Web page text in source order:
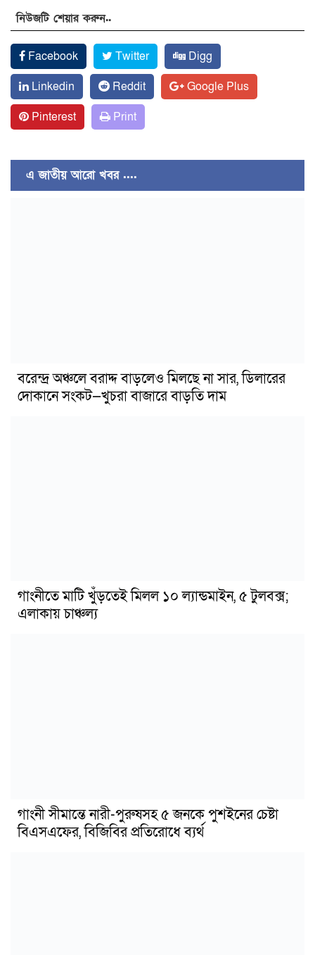
নিউজটি শেয়ার করুন..
Facebook Twitter
Digg
Linkedin
Reddit
Google Plus
Pinterest
Print
এ জাতীয় আরো খবর ....
বরেন্দ্র অঞ্চলে বরাদ্দ বাড়লেও মিলছে না সার, ডিলারের
দোকানে সংকট—খুচরা বাজারে বাড়তি দাম
গাংনীতে মাটি খুঁড়তেই মিলল ১০ ল্যান্ডমাইন, ৫ টুলবক্স;
এলাকায় চাঞ্চল্য
গাংনী সীমান্তে নারী-পুরুষসহ ৫ জনকে পুশইনের চেষ্টা
বিএসএফের, বিজিবির প্রতিরোধে ব্যর্থ